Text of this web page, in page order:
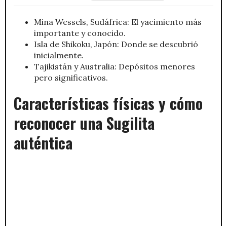
Mina Wessels, Sudáfrica: El yacimiento más
importante y conocido.
Isla de Shikoku, Japón: Donde se descubrió
inicialmente.
Tajikistán y Australia: Depósitos menores
pero significativos.
Características físicas y cómo
reconocer una Sugilita
auténtica